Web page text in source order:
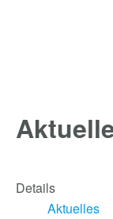
Details
Aktuelles